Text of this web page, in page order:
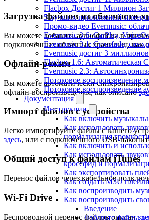
Flacbox Достиг 1 Миллион
5 лучших приложений-
Промо-видео Evermusic:
Evermusic 3.6: CarPlay,
Evermusic 3.1: Crossfade,
Evermusic достиг 3
Flacbox 1.6: Автоматическая
Evermusic 2.3:
Потоковое воспроизведение
Потоковое воспроизведение
Документация
Инструкции
Как включить
Как использовать
нормализация
Как включить и
Как использовать
кроссфид и
Как экспортировать
Как создать M3U
Как воспроизводить
Как воспроизводить
Введение
Добавьте файлы в
Загрузка файлов из облачного
Вы можете добавить аудиофайлы в
подключённых облачных хранилищ, как
Офлайн-режим
Вы можете автоматически
офлайн-воспроизведения, как описано
Импорт файлов с устройства
Легко импортируйте файлы с вашего
здесь, или с подключённого USB-
Общий доступ к файлам iTunes
Перенос файлов через кабельное
Wi-Fi Drive
Беспроводной перенос файлов описан